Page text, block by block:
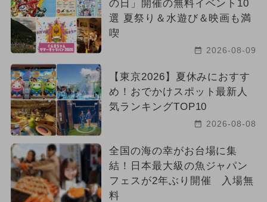
の日」開催の無料イベント10
選 夏祭り＆水遊び＆映画も満
喫
2026-08-09
【東京2026】夏休みにおすす
め！おでかけスポット最新人
気ランキングTOP10
2026-08-08
全国の海の幸がお台場に集
結！日本最大級の魚ジャパン
フェスが2年ぶり開催 入場無
料